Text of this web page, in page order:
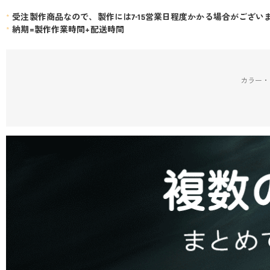
* 受注製作商品なので、製作には7-15営業日程度かかる場合がござい
* 納期=製作作業時間+配送時間
カラー